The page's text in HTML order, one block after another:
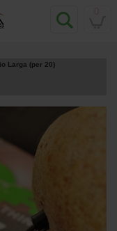
Larga (per 20)